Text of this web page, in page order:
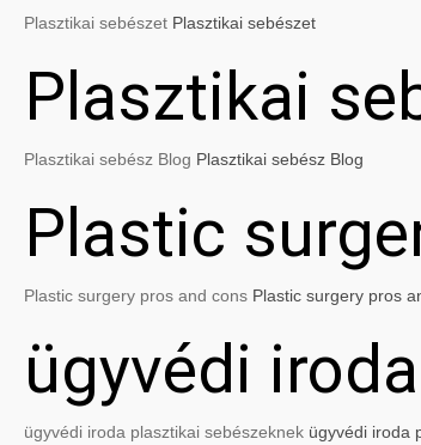
Plasztikai sebészet Plasztikai sebészet
Plasztikai
Plasztikai sebész Blog Plasztikai sebész Blog
Plastic
Plastic surgery pros and cons Plastic surgery pros
ügyvédi
ügyvédi iroda plasztikai sebészeknek ügyvédi iroda